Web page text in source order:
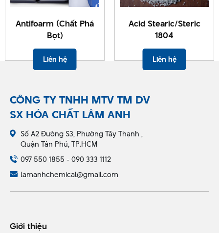
Antifoarm (Chất Phá
Bọt)
Liên hệ
Acid Stearic/Steric
1804
Liên hệ
CÔNG TY TNHH MTV TM DV
SX HÓA CHẤT LÂM ANH
Số A2 Đường S3, Phường Tây Thạnh ,
Quận Tân Phú, TP.HCM
097 550 1855 - 090 333 1112
lamanhchemical@gmail.com
Giới thiệu